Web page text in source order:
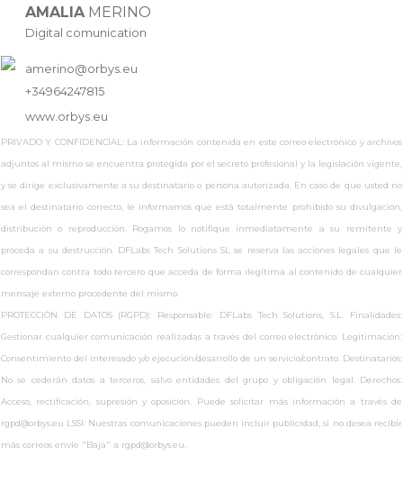
AMALIA MERINO
Digital comunication
amerino@orbys.eu
+34964247815
www.orbys.eu
PRIVADO Y CONFIDENCIAL: La información contenida en este correo electrónico y archivos
adjuntos al mismo se encuentra protegida por el secreto profesional y la legislación vigente,
y se dirige exclusivamente a su destinatario o persona autorizada. En caso de que usted no
sea el destinatario correcto, le informamos que está totalmente prohibido su divulgación,
distribución o reproducción. Rogamos lo notifique inmediatamente a su remitente y
proceda a su destrucción. DFLabs Tech Solutions SL se reserva las acciones legales que le
correspondan contra todo tercero que acceda de forma ilegítima al contenido de cualquier
mensaje externo procedente del mismo.
PROTECCIÓN DE DATOS (RGPD): Responsable: DFLabs Tech Solutions, S.L. Finalidades:
Gestionar cualquier comunicación realizadas a través del correo electrónico. Legitimación:
Consentimiento del interesado y/o ejecución/desarrollo de un servicio/contrato. Destinatarios:
No se cederán datos a terceros, salvo entidades del grupo y obligación legal. Derechos:
Acceso, rectificación, supresión y oposición. Puede solicitar más información a través de
rgpd@orbys.eu LSSI: Nuestras comunicaciones pueden incluir publicidad, si no desea recibir
más correos envíe "Baja" a rgpd@orbys.eu.